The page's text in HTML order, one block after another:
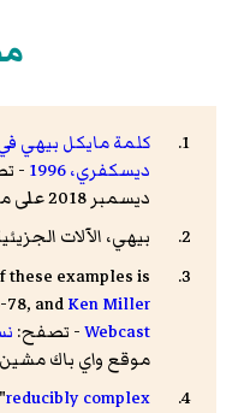
كلمة مايكل بيهي
ديسكفري، 1996
-
ديسمبر 2018 على موقع واي باك مشين.
بيهي، الآلات
examples is
andKen Miller
Webcast- تصفح:
موقع واي باك
reducibly complex